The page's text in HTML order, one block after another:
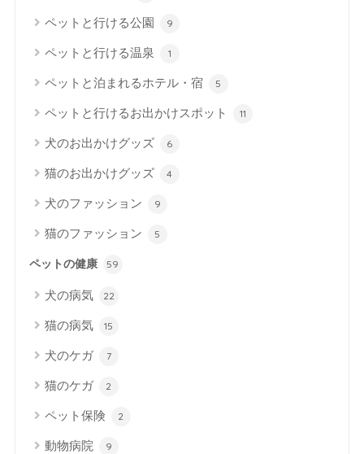
ペットと行ける公園 9
ペットと行ける温泉 1
ペットと泊まれるホテル・宿 5
ペットと行けるお出かけスポット 11
犬のお出かけグッズ 6
猫のお出かけグッズ 4
犬のファッション 9
猫のファッション 5
ペットの健康 59
犬の病気 22
猫の病気 15
犬のケガ 7
猫のケガ 2
ペット保険 2
動物病院 9